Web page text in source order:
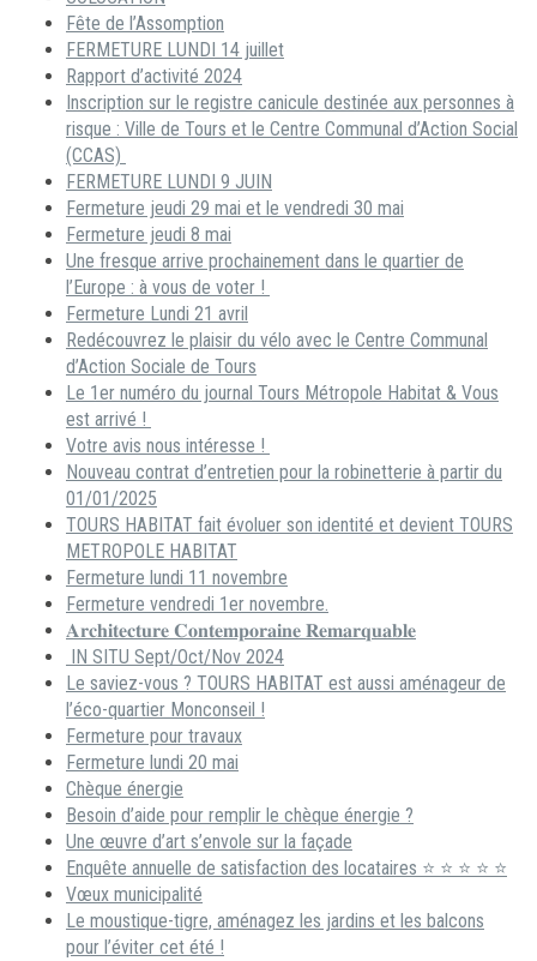
Fête de l’Assomption
FERMETURE LUNDI 14 juillet
Rapport d’activité 2024
Inscription sur le registre canicule destinée aux personnes à
risque : Ville de Tours et le Centre Communal d’Action Social
(CCAS)
FERMETURE LUNDI 9 JUIN
Fermeture jeudi 29 mai et le vendredi 30 mai
Fermeture jeudi 8 mai
Une fresque arrive prochainement dans le quartier de
l’Europe : à vous de voter !
Fermeture Lundi 21 avril
Redécouvrez le plaisir du vélo avec le Centre Communal
d’Action Sociale de Tours
Le 1er numéro du journal Tours Métropole Habitat & Vous
est arrivé !
Votre avis nous intéresse !
Nouveau contrat d’entretien pour la robinetterie à partir du
01/01/2025
TOURS HABITAT fait évoluer son identité et devient TOURS
METROPOLE HABITAT
Fermeture lundi 11 novembre
Fermeture vendredi 1er novembre.
𝐀𝐫𝐜𝐡𝐢𝐭𝐞𝐜𝐭𝐮𝐫𝐞 𝐂𝐨𝐧𝐭𝐞𝐦𝐩𝐨𝐫𝐚𝐢𝐧𝐞 𝐑𝐞𝐦𝐚𝐫𝐪𝐮𝐚𝐛𝐥𝐞
IN SITU Sept/Oct/Nov 2024
Le saviez-vous ? TOURS HABITAT est aussi aménageur de
l’éco-quartier Monconseil !
Fermeture pour travaux
Fermeture lundi 20 mai
Chèque énergie
Besoin d’aide pour remplir le chèque énergie ?
Une œuvre d’art s’envole sur la façade
Enquête annuelle de satisfaction des locataires ⭐ ⭐ ⭐ ⭐ ⭐
Vœux municipalité
Le moustique-tigre, aménagez les jardins et les balcons
pour l’éviter cet été !